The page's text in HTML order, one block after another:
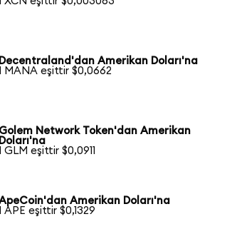
Decentraland'dan Amerikan Doları'na
MANA eşittir $0,0662
Golem Network Token'dan Amerikan
Doları'na
GLM eşittir $0,0911
Amerikan Doları'na
APE eşittir $0,1329